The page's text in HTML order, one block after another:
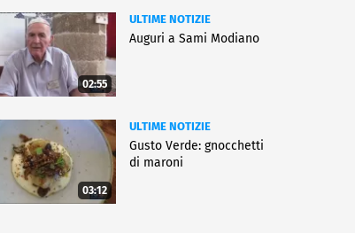
02:55
ULTIME NOTIZIE
Auguri a Sami Modiano
03:12
ULTIME NOTIZIE
Gusto Verde: gnocchetti
di maroni